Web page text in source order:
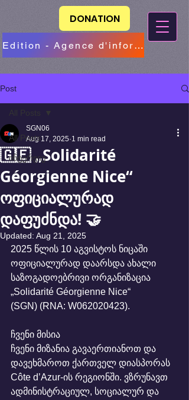
Edition - Agence d'information
DONATION
Post
All Posts
ინტერვიუ
All Posts
🇬🇪 „Solidarité
Géorgienne Nice“
ოფიციალურად
დაფუძნდა! 🤝
SGN06
Aug 17, 2025 1 min read
Updated: Aug 21, 2025
2025 წლის 10 აგვისტოს ნიცაში
ოფიციალურად დაარსდა ახალი
საზოგადოებრივი ორგანიზაცია
„Solidarité Géorgienne Nice“
(SGN) (RNA: W062020423).
ჩვენი მისია
ჩვენი მიზანია გავაერთიანოთ და
დავეხმაროთ ქართველ დიასპორას
Côte d’Azur-ის რეგიონში. ვზრუნავთ
ადმინისტრაციულ, სოციალურ და